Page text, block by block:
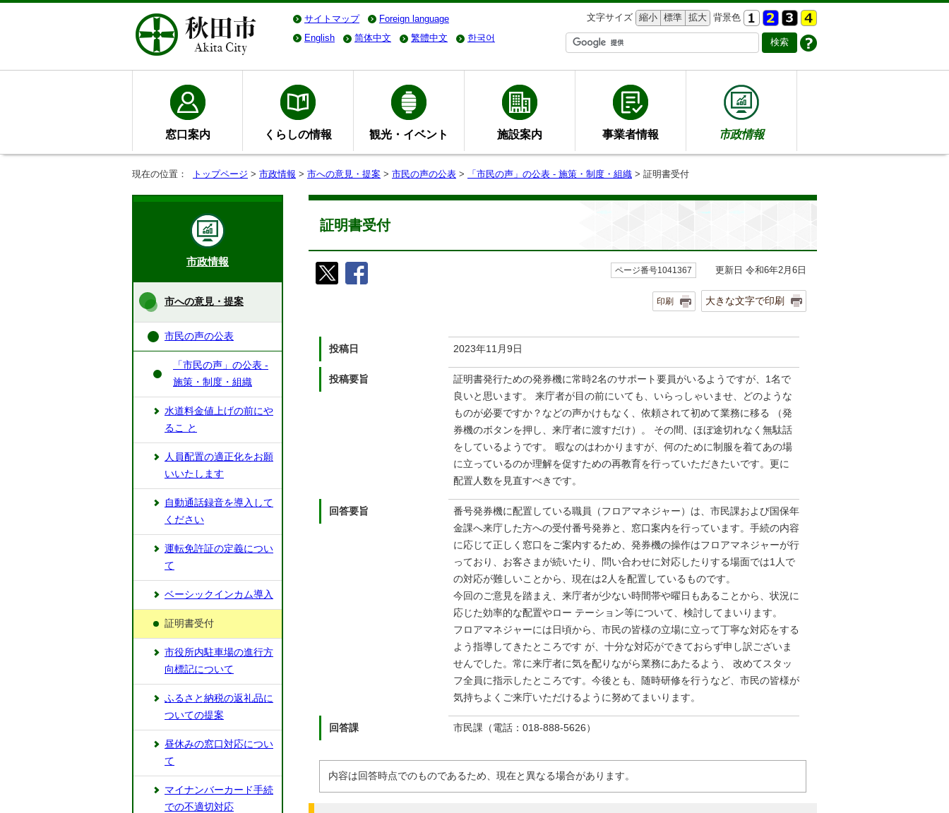
サイトマップ Foreign language 文字サイズ 縮小 標準 拡大 背景色
English
简体中文 繁體中文 한국어
窓口案内 くらしの情報 観光・イベント 施設案内 事業者情報 市政情報
現在の位置： トップページ > 市政情報 > 市への意見・提案 > 市民の声の公表 > 「市民の声」の公表 - 施策・制度・組織 > 証明書受付
証明書受付
ページ番号1041367 更新日 令和6年2月6日
印刷 大きな文字で印刷
投稿日 2023年11月9日
投稿要旨
証明書発⾏ための発券機に常時2名のサポート要員がいるようですが、1名で
良いと思います。 来庁者が目の前にいても、いらっしゃいませ、どのような
ものが必要ですか？などの声かけもなく、依頼されて初めて業務に移る （発
券機のボタンを押し、来庁者に渡すだけ）。 その間、ほぼ途切れなく無駄話
をしているようです。 暇なのはわかりますが、何のために制服を着てあの場
に⽴っているのか理解を促すための再教育を⾏っていただきたいです。更に
配置⼈数を⾒直すべきです。
回答要旨
番号発券機に配置している職員（フロアマネジャー）は、市民課および国保年
金課へ来庁した方への受付番号発券と、窓口案内を行っています。手続の内容
に応じて正しく窓口をご案内するため、発券機の操作はフロアマネジャーが行
っており、お客さまが続いたり、問い合わせに対応したりする場面では1人で
の対応が難しいことから、現在は2人を配置しているものです。
今回のご意見を踏まえ、来庁者が少ない時間帯や曜日もあることから、状況に
応じた効率的な配置やロー テーション等について、検討してまいります。
フロアマネジャーには日頃から、市民の皆様の立場に立って丁寧な対応をする
よう指導してきたところです が、十分な対応ができておらず申し訳ございま
せんでした。常に来庁者に気を配りながら業務にあたるよう、 改めてスタッ
フ全員に指示したところです。今後とも、随時研修を行うなど、市民の皆様が
気持ちよくご来庁いただけるように努めてまいります。
回答課 市民課（電話：018-888-5626）
内容は回答時点でのものであるため、現在と異なる場合があります。
市政情報
市への意見・提案
市民の声の公表
「市民の声」の公表 -
施策・制度・組織
⽔道料⾦値上げの前にや
るこ と
⼈員配置の適正化をお願
いいたします
自動通話録音を導入して
ください
運転免許証の定義につい
て
ベーシックインカム導入
証明書受付
市役所内駐⾞場の進⾏⽅
向標記について
ふるさと納税の返礼品に
ついての提案
昼休みの窓⼝対応につい
て
マイナンバーカード⼿続
での不適切対応